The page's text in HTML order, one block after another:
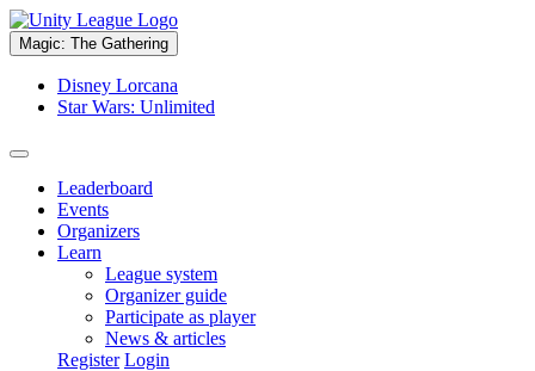
Magic: The Gathering
Disney Lorcana
Star Wars: Unlimited
Leaderboard
Events
Organizers
Learn
League system
Organizer guide
Participate as player
News & articles
Register Login